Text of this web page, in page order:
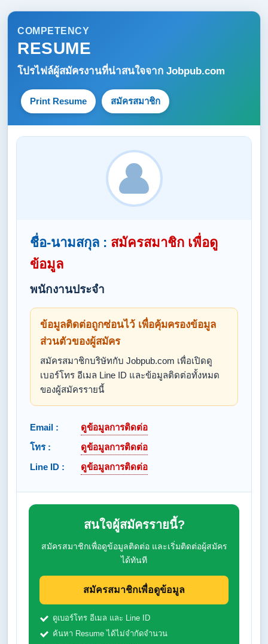
COMPETENCY
RESUME
โปรไฟล์ผู้สมัครงานที่น่าสนใจจาก Jobpub.com
Print Resume สมัครสมาชิก
ชื่อ-นามสกุล : สมัครสมาชิก เพื่อดู
ข้อมูล
พนักงานประจำ
ข้อมูลติดต่อถูกซ่อนไว้ เพื่อคุ้มครองข้อมูล
ส่วนตัวของผู้สมัคร
สมัครสมาชิกบริษัทกับ Jobpub.com เพื่อเปิดดู
เบอร์โทร อีเมล Line ID และข้อมูลติดต่อทั้งหมด
ของผู้สมัครรายนี้
Email :
ดูข้อมูลการติดต่อ
โทร :
ดูข้อมูลการติดต่อ
Line ID :
ดูข้อมูลการติดต่อ
สนใจผู้สมัครรายนี้?
สมัครสมาชิกเพื่อดูข้อมูลติดต่อ และเริ่มติดต่อผู้สมัคร
ได้ทันที
สมัครสมาชิกเพื่อดูข้อมูล
ดูเบอร์โทร อีเมล และ Line ID
ค้นหา Resume ได้ไม่จำกัดจำนวน